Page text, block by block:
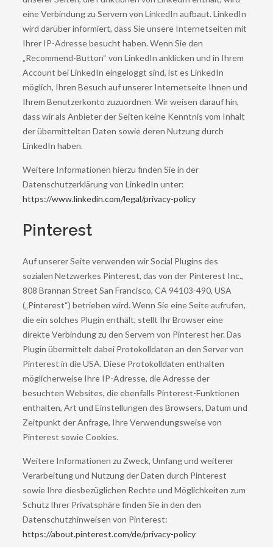
eine Verbindung zu Servern von LinkedIn aufbaut. LinkedIn
wird darüber informiert, dass Sie unsere Internetseiten mit
Ihrer IP-Adresse besucht haben. Wenn Sie den
„Recommend-Button“ von LinkedIn anklicken und in Ihrem
Account bei LinkedIn eingeloggt sind, ist es LinkedIn
möglich, Ihren Besuch auf unserer Internetseite Ihnen und
Ihrem Benutzerkonto zuzuordnen. Wir weisen darauf hin,
dass wir als Anbieter der Seiten keine Kenntnis vom Inhalt
der übermittelten Daten sowie deren Nutzung durch
LinkedIn haben.
Weitere Informationen hierzu finden Sie in der
Datenschutzerklärung von LinkedIn unter:
https://www.linkedin.com/legal/privacy-policy
Pinterest
Auf unserer Seite verwenden wir Social Plugins des
sozialen Netzwerkes Pinterest, das von der Pinterest Inc.,
808 Brannan Street San Francisco, CA 94103-490, USA
(„Pinterest“) betrieben wird. Wenn Sie eine Seite aufrufen,
die ein solches Plugin enthält, stellt Ihr Browser eine
direkte Verbindung zu den Servern von Pinterest her. Das
Plugin übermittelt dabei Protokolldaten an den Server von
Pinterest in die USA. Diese Protokolldaten enthalten
möglicherweise Ihre IP-Adresse, die Adresse der
besuchten Websites, die ebenfalls Pinterest-Funktionen
enthalten, Art und Einstellungen des Browsers, Datum und
Zeitpunkt der Anfrage, Ihre Verwendungsweise von
Pinterest sowie Cookies.
Weitere Informationen zu Zweck, Umfang und weiterer
Verarbeitung und Nutzung der Daten durch Pinterest
sowie Ihre diesbezüglichen Rechte und Möglichkeiten zum
Schutz Ihrer Privatsphäre finden Sie in den den
Datenschutzhinweisen von Pinterest:
https://about.pinterest.com/de/privacy-policy